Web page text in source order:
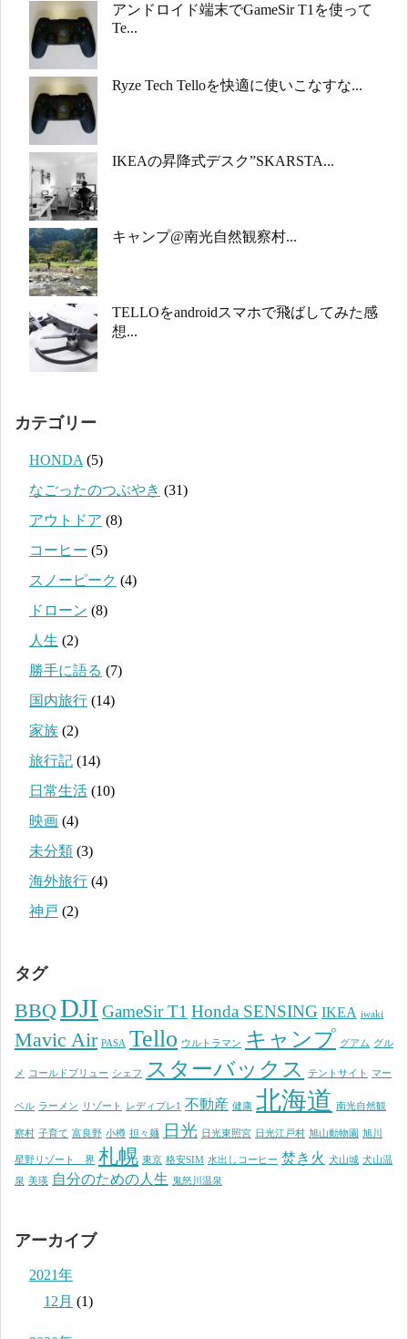
アンドロイド端末でGameSir T1を使って
Te...
Ryze Tech Telloを快適に使いこなすな...
IKEAの昇降式デスク”SKARSTA...
キャンプ@南光自然観察村...
TELLOをandroidスマホで飛ばしてみた感
想...
カテゴリー
HONDA (5)
なごったのつぶやき (31)
アウトドア (8)
コーヒー (5)
スノーピーク (4)
ドローン (8)
人生 (2)
勝手に語る (7)
国内旅行 (14)
家族 (2)
旅行記 (14)
日常生活 (10)
映画 (4)
未分類 (3)
海外旅行 (4)
神戸 (2)
タグ
BBQ DJI GameSir T1 Honda SENSING IKEA iwaki
Mavic Air PASA Tello ウルトラマン キャンプ グアム グル
メ コールドブリュー シェフ スターバックス テントサイト マー
ベル ラーメン リゾート レディプレ1 不動産 健康 北海道 南光自然観
察村 子育て 富良野 小樽 担々麺 日光 日光東照宮 日光江戸村 旭山動物園 旭川
星野リゾート 界 札幌 東京 格安SIM 水出しコーヒー 焚き火 犬山城 犬山温
泉 美瑛 自分のための人生 鬼怒川温泉
アーカイブ
2021年
12月 (1)